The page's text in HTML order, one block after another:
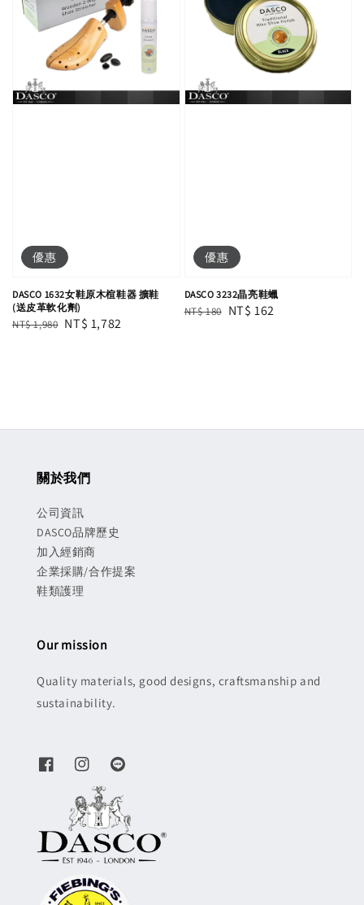
優惠
DASCO 1632女鞋原木楦鞋器 擴鞋
(送皮革軟化劑)
Regular
NT$ 1,980 Sale
NT$ 1,782
優惠
DASCO 3232晶亮鞋蠟
Regular
NT$ 180 Sale
NT$ 162
關於我們
公司資訊
DASCO品牌歷史
加入經銷商
企業採購/合作提案
鞋類護理
Our mission
Quality materials, good designs, craftsmanship and
sustainability.